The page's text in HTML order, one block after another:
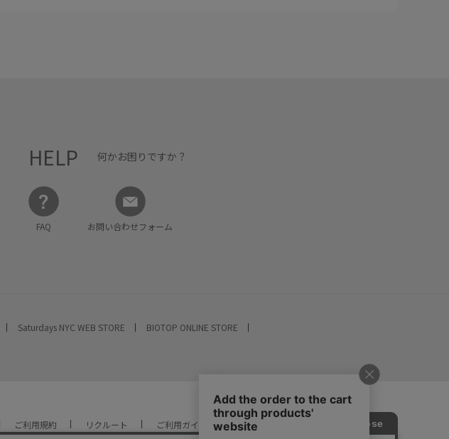
HELP 何かお困りですか？
FAQ お問い合わせフォーム
Saturdays NYC WEB STORE
BIOTOP ONLINE STORE
ご利用規約 リクルート ご利用ガイド